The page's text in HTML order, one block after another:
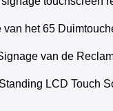
het 65
van de
LCD Touch